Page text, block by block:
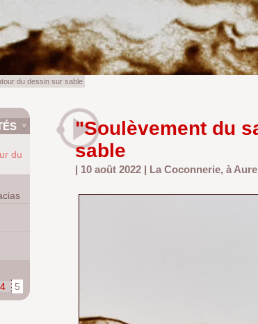
"Soulèvement du
sable
| 10 août 2022 | La Coconnerie, à
du
4 5
du dessin sur sable